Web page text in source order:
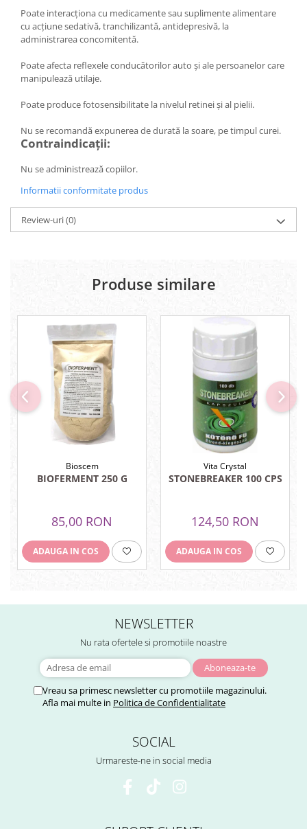
Sistemul osos si articulatii
Sistemul respirator
Spasme digestive
Stabilizare psiho-emoțională
Stres
Tuse mixtă
Vene varicoase, tromboflebită
venoasă
VItaminizare
Vulvovaginita Candidozica
Îmbătrânire
Întineritor al pielii
Întreținere ten
Înțepături de insecte
Poate interacționa cu medicamente sau suplimente alimentare
cu acțiune sedativă, tranchilizantă, antidepresivă, la
administrarea concomitentă.
Poate afecta reflexele conducătorilor auto și ale persoanelor care
manipulează utilaje.
Poate produce fotosensibilitate la nivelul retinei și al pielii.
Nu se recomandă expunerea de durată la soare, pe timpul curei.
Contraindicații:
Nu se administrează copiilor.
Informatii conformitate produs
Review-uri(0)
Produse similare
Bioscem
BIOFERMENT 250 G
85,00 RON
ADAUGA IN COS
Vita Crystal
STONEBREAKER 100 CPS
124,50 RON
ADAUGA IN COS
NEWSLETTER
Nu rata ofertele si promotiile noastre
Vreau sa primesc newsletter cu promotiile magazinului.
Afla mai multe in Politica de Confidentialitate
SOCIAL
Urmareste-ne in social media